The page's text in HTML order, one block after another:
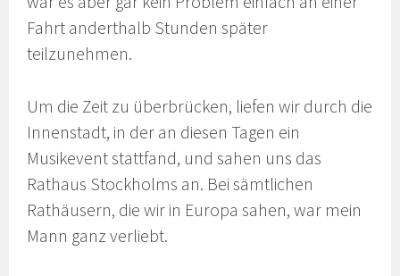
Fahrt anderthalb Stunden später
teilzunehmen.
Um die Zeit zu überbrücken, liefen wir durch die
Innenstadt, in der an diesen Tagen ein
Musikevent stattfand, und sahen uns das
Rathaus Stockholms an. Bei sämtlichen
Rathäusern, die wir in Europa sahen, war mein
Mann ganz verliebt.